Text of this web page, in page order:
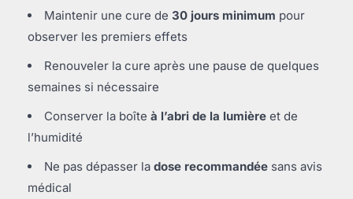
Maintenir une cure de 30 jours minimum pour
observer les premiers effets
Renouveler la cure après une pause de quelques
semaines si nécessaire
Conserver la boîte à l’abri de la lumière et de
l’humidité
Ne pas dépasser la dose recommandée sans avis
médical